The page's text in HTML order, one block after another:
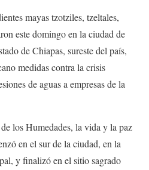
mayas tzotziles, tzeltales,
este domingo en la ciudad de
de Chiapas, sureste del país,
medidas contra la crisis
de aguas a empresas de la
los Humedades, la vida y la paz
en el sur de la ciudad, en la
y finalizó en el sitio sagrado